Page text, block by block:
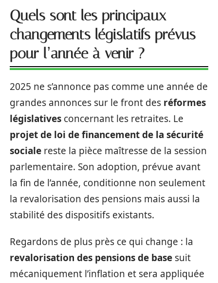
Quels sont les principaux
changements législatifs prévus
pour l’année à venir ?
2025 ne s’annonce pas comme une année de
grandes annonces sur le front des réformes
législatives concernant les retraites. Le
projet de loi de financement de la sécurité
sociale reste la pièce maîtresse de la session
parlementaire. Son adoption, prévue avant
la fin de l’année, conditionne non seulement
la revalorisation des pensions mais aussi la
stabilité des dispositifs existants.
Regardons de plus près ce qui change : la
revalorisation des pensions de base suit
mécaniquement l’inflation et sera appliquée